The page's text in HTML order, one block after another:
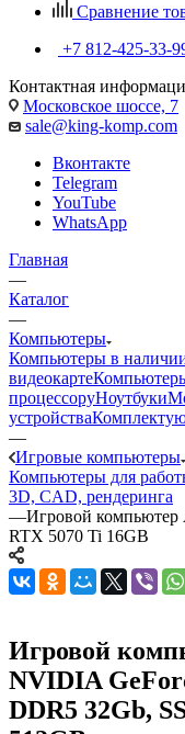
Сравнение
+7 812-425-33-
Контактная
Московское шоссе, 7
sale@king-komp.com
Вконтакте
Telegram
YouTube
WhatsApp
Главная
—
Каталог
—
Компьютеры
Компьютеры в
видеокарте
процессоруНоутбуки
устройства
—
Игровые компьютеры
Компьютеры для
3D, CAD, рендеринга
—Игровой компьютер
RTX 5070 Ti 16GB
Игровой
NVIDIA
DDR5 32Gb,